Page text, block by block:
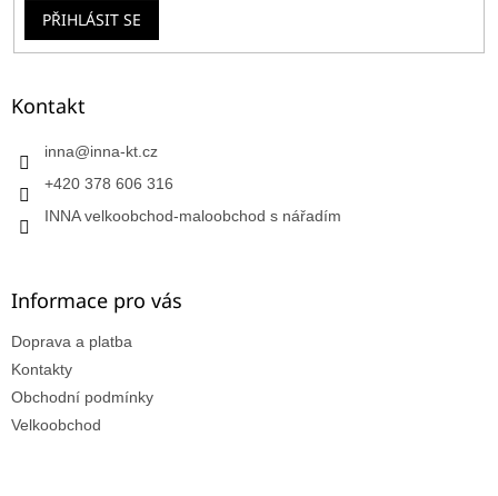
PŘIHLÁSIT SE
Kontakt
inna@inna-kt.cz
+420 378 606 316
INNA velkoobchod-maloobchod s nářadím
Informace pro vás
Doprava a platba
Kontakty
Obchodní podmínky
Velkoobchod